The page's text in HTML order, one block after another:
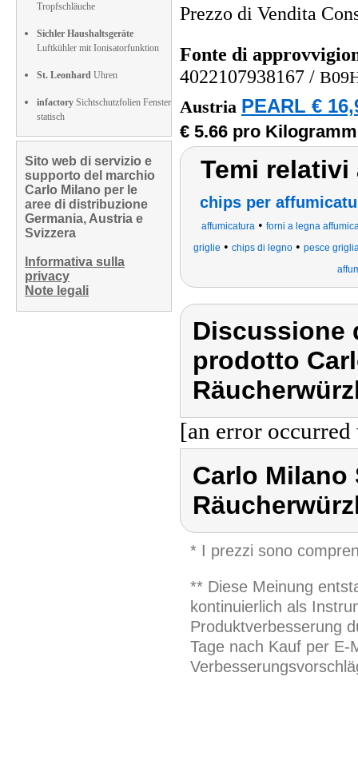
Tropfschläuche
Sichler Haushaltsgeräte
Luftkühler mit Ionisatorfunktion
St. Leonhard Uhren
infactory Sichtschutzfolien Fenster
statisch
Sito web di servizio e
supporto del marchio
Carlo Milano per le
aree di distribuzione
Germania, Austria e
Svizzera
Informativa sulla
privacy
Note legali
Prezzo di Vendita
Fonte di
4022107938167 /
Austria PEARL €
€ 5.66 pro Kilogramm
Temi
chips per
affumicatura • forni a legna
griglie • chips di legno • pesce
Discussione
prodotto
[an error
Carlo Milano
* I prezzi sono
** Diese Meinung
kontinuierlich als
Produktverbesserung
Tage nach Kauf per E-